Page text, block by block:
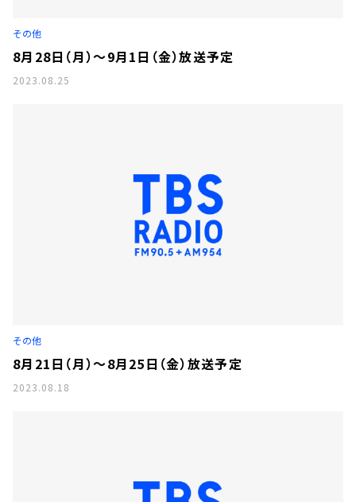
その他
8月28日（月）～9月1日（金）放送予定
2023.08.25
その他
8月21日（月）～8月25日（金）放送予定
2023.08.18